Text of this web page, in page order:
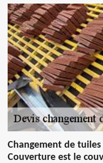
Changement de
Couverture est le